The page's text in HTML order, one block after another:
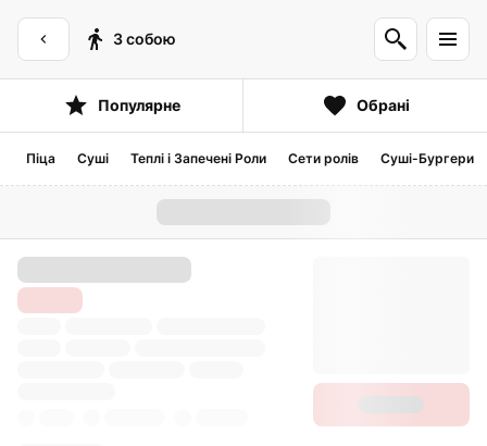
З собою
Популярне Обрані
Піца Суші Теплі і Запечені Роли Сети ролів Суші-Бургери